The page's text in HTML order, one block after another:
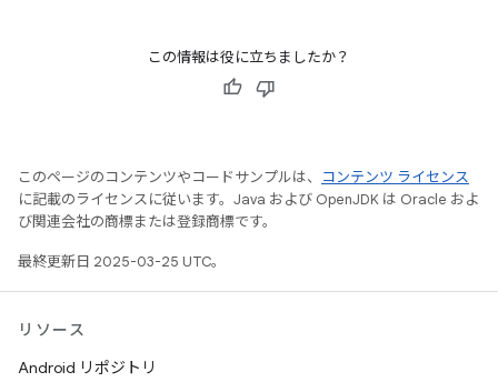
この情報は役に立ちましたか？
このページのコンテンツやコードサンプルは、
コンテンツ ライセンス
に記載のライセンスに従います。Java および OpenJDK は Oracle およ
び関連会社の商標または登録商標です。
最終更新日 2025-03-25 UTC。
リソース
Android リポジトリ